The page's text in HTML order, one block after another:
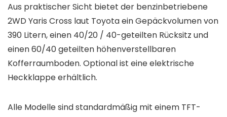
Aus praktischer Sicht bietet der benzinbetriebene
2WD Yaris Cross laut Toyota ein Gepäckvolumen von
390 Litern, einen 40/20 / 40-geteilten Rücksitz und
einen 60/40 geteilten höhenverstellbaren
Kofferraumboden. Optional ist eine elektrische
Heckklappe erhältlich.
Alle Modelle sind standardmäßig mit einem TFT-